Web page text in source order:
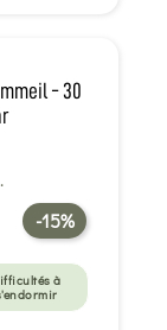
- 30
-15%
à